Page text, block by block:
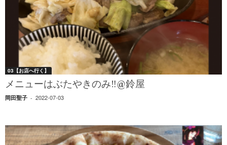
03【お店へ行く】
メニューはぶたやきのみ‼︎@鈴屋
岡田聖子 - 2022-07-03